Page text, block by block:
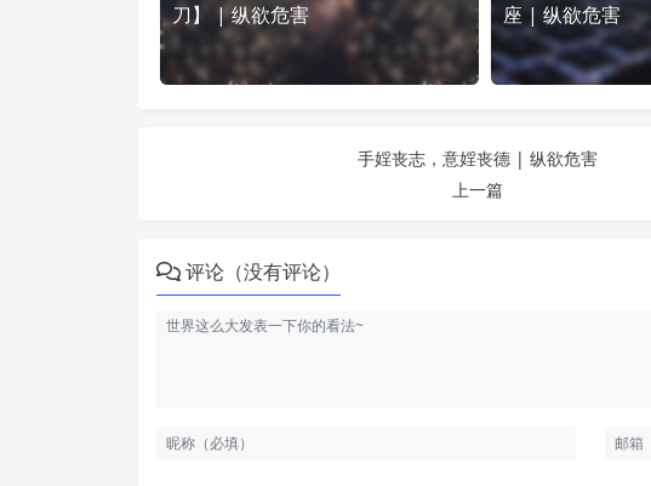
刀】 | 纵欲危害
座 | 纵欲危害
手婬丧志，意婬丧德 | 纵欲危害
上一篇
评论（没有评论）